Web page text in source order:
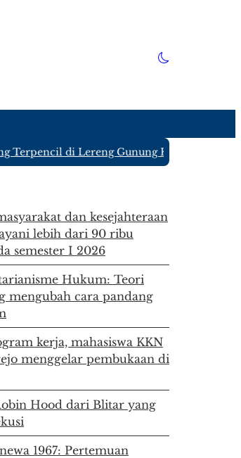
Terpencil di Lereng Gunung Kawi Blitar
dan kesejahteraan
lebih dari 90 ribu
semester I 2026
Hukum: Teori
mengubah cara pandang
kerja, mahasiswa KKN
menggelar pembukaan di
Hood dari Blitar yang
1967: Pertemuan